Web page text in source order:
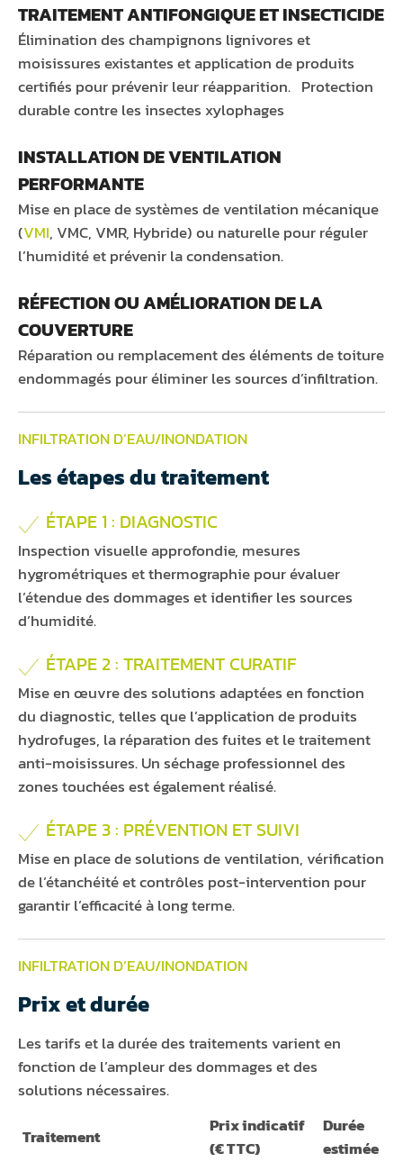
TRAITEMENT ANTIFONGIQUE ET INSECTICIDE
Élimination des champignons lignivores et
moisissures existantes et application de produits
certifiés pour prévenir leur réapparition. Protection
durable contre les insectes xylophages
INSTALLATION DE VENTILATION
PERFORMANTE
Mise en place de systèmes de ventilation mécanique
(VMI, VMC, VMR, Hybride) ou naturelle pour réguler
l’humidité et prévenir la condensation.
RÉFECTION OU AMÉLIORATION DE LA
COUVERTURE
Réparation ou remplacement des éléments de toiture
endommagés pour éliminer les sources d’infiltration.
INFILTRATION D’EAU/INONDATION
Les étapes du traitement
ÉTAPE 1 : DIAGNOSTIC
Inspection visuelle approfondie, mesures
hygrométriques et thermographie pour évaluer
l’étendue des dommages et identifier les sources
d’humidité.
ÉTAPE 2 : TRAITEMENT CURATIF
Mise en œuvre des solutions adaptées en fonction
du diagnostic, telles que l’application de produits
hydrofuges, la réparation des fuites et le traitement
anti-moisissures. Un séchage professionnel des
zones touchées est également réalisé.
ÉTAPE 3 : PRÉVENTION ET SUIVI
Mise en place de solutions de ventilation, vérification
de l’étanchéité et contrôles post-intervention pour
garantir l’efficacité à long terme.
INFILTRATION D’EAU/INONDATION
Prix et durée
Les tarifs et la durée des traitements varient en
fonction de l’ampleur des dommages et des
solutions nécessaires.
Traitement
Prix indicatif
(€ TTC)
Durée
estimée